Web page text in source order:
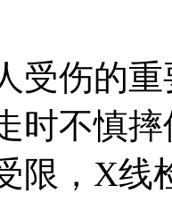
受伤的
时不慎
限，X线